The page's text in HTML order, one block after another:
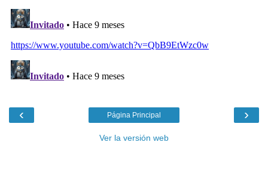
‹ ›
Página Principal
Ver la versión web